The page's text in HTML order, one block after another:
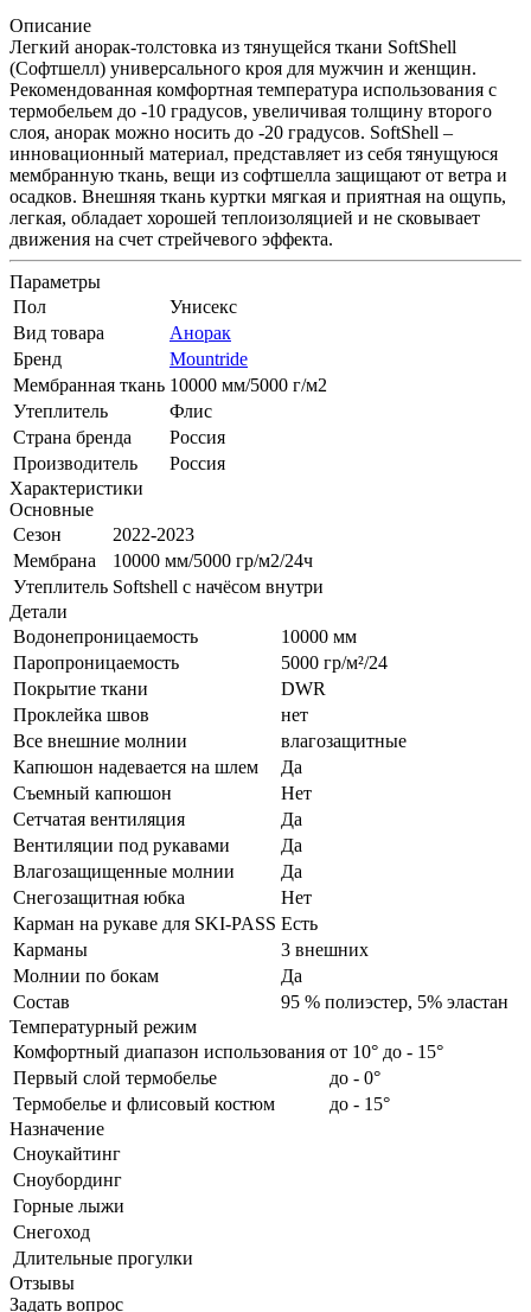
Описание
Легкий анорак-толстовка из тянущейся ткани SoftShell
(Софтшелл) универсального кроя для мужчин и женщин.
Рекомендованная комфортная температура использования с
термобельем до -10 градусов, увеличивая толщину второго
слоя, анорак можно носить до -20 градусов. SoftShell –
инновационный материал, представляет из себя тянущуюся
мембранную ткань, вещи из софтшелла защищают от ветра и
осадков. Внешняя ткань куртки мягкая и приятная на ощупь,
легкая, обладает хорошей теплоизоляцией и не сковывает
движения на счет стрейчевого эффекта.
Параметры
Пол
Унисекс
Вид товара
Анорак
Бренд
Mountride
Мембранная ткань 10000 мм/5000 г/м2
Утеплитель
Флис
Страна бренда
Россия
Производитель
Россия
Характеристики
Основные
Сезон
2022-2023
Мембрана
10000 мм/5000 гр/м2/24ч
Утеплитель Softshell с начёсом внутри
Детали
Водонепроницаемость
10000 мм
Паропроницаемость
5000 гр/м²/24
Покрытие ткани
DWR
Проклейка швов
нет
Все внешние молнии
влагозащитные
Капюшон надевается на шлем
Да
Съемный капюшон
Нет
Сетчатая вентиляция
Да
Вентиляции под рукавами
Да
Влагозащищенные молнии
Да
Снегозащитная юбка
Нет
Карман на рукаве для SKI-PASS Есть
Карманы
3 внешних
Молнии по бокам
Да
Состав
95 % полиэстер, 5% эластан
Температурный режим
Комфортный диапазон использования от 10° до - 15°
Первый слой термобелье
до - 0°
Термобелье и флисовый костюм
до - 15°
Назначение
Сноукайтинг
Сноубординг
Горные лыжи
Снегоход
Длительные прогулки
Отзывы
Задать вопрос